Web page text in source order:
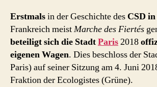
Erstmalsin der Geschichte des CSD
Frankreich meistMarche des Fiertés
beteiligt sich die StadtParis2018
eigenen Wagen. Dies beschloss der
Paris) auf seiner Sitzung am 4. Juni
Fraktion der Ecologistes (Grüne).